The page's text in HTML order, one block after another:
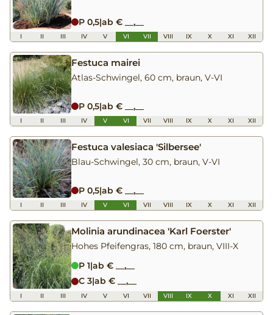
P 0,5|ab € __,__
I II III IV V VI VII VIII IX X XI XII
Festuca mairei
Atlas-Schwingel, 60 cm, braun, V-VI
P 0,5|ab € __,__
I II III IV V VI VII VIII IX X XI XII
Festuca valesiaca 'Silbersee'
Blau-Schwingel, 30 cm, braun, V-VI
P 0,5|ab € __,__
I II III IV V VI VII VIII IX X XI XII
Molinia arundinacea 'Karl Foerster'
Hohes Pfeifengras, 180 cm, braun, VIII-X
P 1|ab € __,__
C 3|ab € __,__
I II III IV V VI VII VIII IX X XI XII